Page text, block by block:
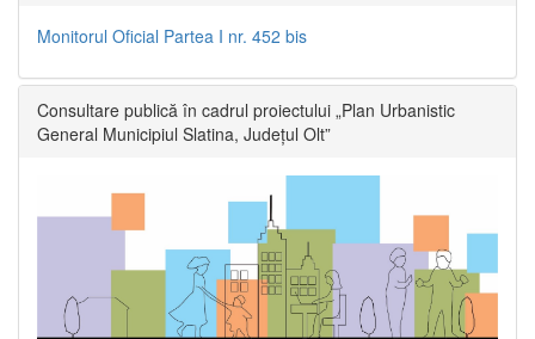
Monitorul Oficial Partea I nr. 452 bis
Consultare publică în cadrul proiectului „Plan Urbanistic
General Municipiul Slatina, Județul Olt”